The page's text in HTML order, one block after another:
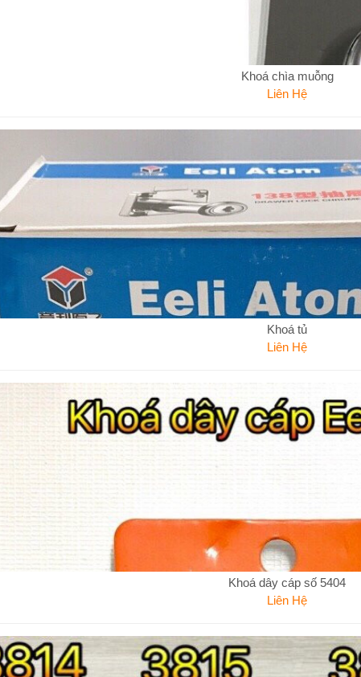
Khoá chìa muỗng
Liên Hệ
Khoá tủ
Liên Hệ
Khoá dây cáp số 5404
Liên Hệ